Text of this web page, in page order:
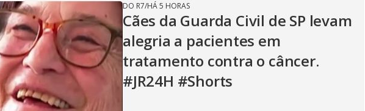
DO R7/HÁ 5 HORAS
Cães da Guarda Civil de SP levam
alegria a pacientes em
tratamento contra o câncer.
#JR24H #Shorts